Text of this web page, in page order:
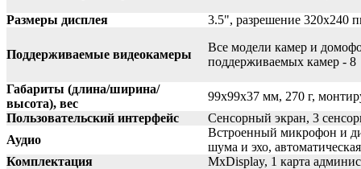
Размеры дисплея
3.5", разрешение 320х240
Поддерживаемые видеокамеры
Все модели камер и
поддерживаемых камер - 8
Габариты (длина/ширина/
высота), вес
99х99х37 мм, 270 г,
Пользовательский интерфейс
Сенсорный экран, 3
Аудио
Встроенный микрофон и
шума и эхо,
Комплектация
MxDisplay, 1 карта